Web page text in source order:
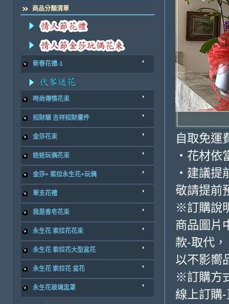
商品分類清單
新春花禮-1
時尚傳情花束
招財貓 吉祥招財擺件
金莎花束
娃娃玩偶花束
金莎+ 索拉永生花+玩偶
單支花禮
我是香皂花束
永生花 索拉花花束
永生花 索拉花大型盆花
永生花 索拉花 盆花
永生花玻璃盅罩
自取免運
・花材依
・建議提
敬請提前
※訂購說
商品圖片
款-取代，
以不影嚮
※訂購方
線上訂購